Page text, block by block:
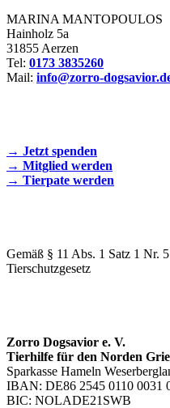
MARINA MANTOPOULOS
Hainholz 5a
31855 Aerzen
Tel: 0173 3835260
Mail: info@zorro-
→ Jetzt spenden
→ Mitglied werden
→ Tierpate werden
Gemäß § 11 Abs. 1 Satz 1 Nr.
Tierschutzgesetz
Zorro Dogsavior e. V.
Tierhilfe für den Norden
Sparkasse Hameln
IBAN: DE86 2545 0110 0031
BIC: NOLADE21SWB